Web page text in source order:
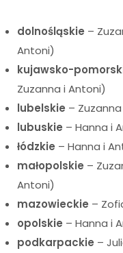
dolnośląskie –
Antoni)
kujawsko-
Zuzanna i Antoni)
lubelskie –
lubuskie – Hanna i
łódzkie – Hanna i
małopolskie –
Antoni)
mazowieckie –
opolskie – Hanna i
podkarpackie –